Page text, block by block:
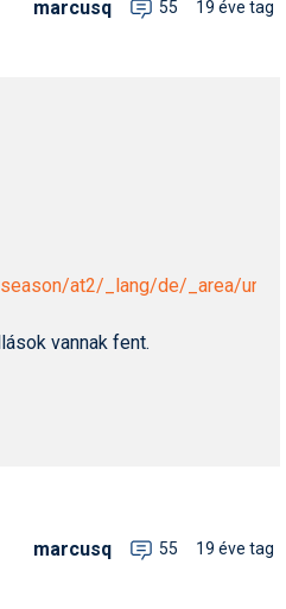
marcusq 55 19 éve tag
at2/_lang/de/_area/
vannak fent.
marcusq 55 19 éve tag